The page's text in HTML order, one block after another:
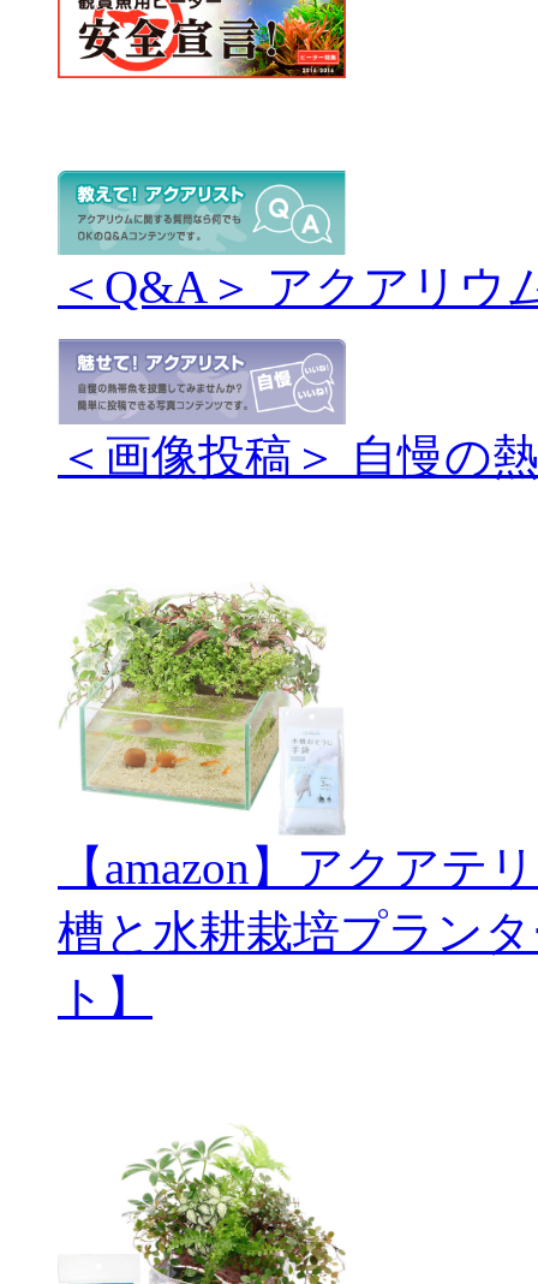
＜Q&A＞ アクアリウ
＜画像投稿＞ 自慢の
【amazon】アクアテ
槽と水耕栽培プラン
ト】